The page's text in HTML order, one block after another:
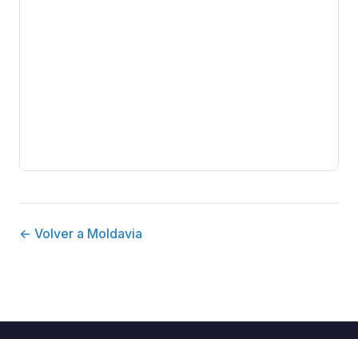
← Volver a Moldavia